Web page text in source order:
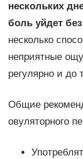
нескольких
боль уйдет
несколько
неприятные
регулярно и до
Общие
овуляторного